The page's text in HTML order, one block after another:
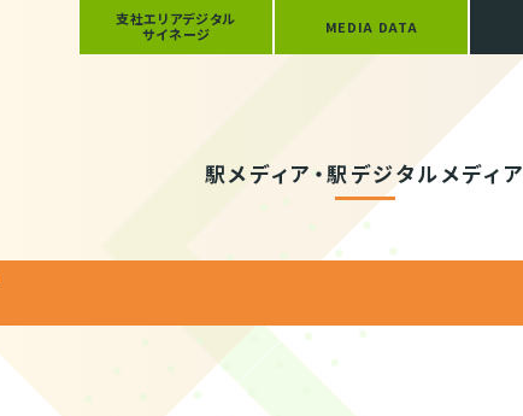
駅メディア・駅デジタルメディア
支社エリアデジタル
サイネージ
MEDIA DATA